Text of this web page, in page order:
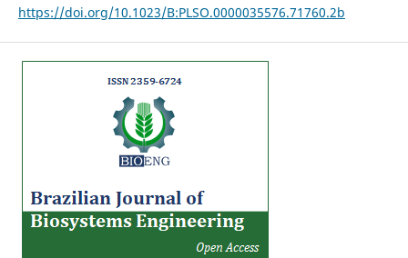
https://doi.org/10.1023/B:PLSO.0000035576.71760.2b